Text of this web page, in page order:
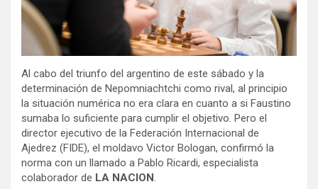
Al cabo del triunfo del argentino de este sábado y la
determinación de Nepomniachtchi como rival, al principio
la situación numérica no era clara en cuanto a si Faustino
sumaba lo suficiente para cumplir el objetivo. Pero el
director ejecutivo de la Federación Internacional de
Ajedrez (FIDE), el moldavo Victor Bologan, confirmó la
norma con un llamado a Pablo Ricardi, especialista
colaborador de LA NACION.